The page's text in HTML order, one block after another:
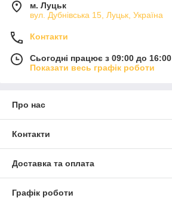
м. Луцьк
вул. Дубнівська 15, Луцьк, Україна
Контакти
Сьогодні працює з 09:00 до 16:00
Показати весь графік роботи
Про нас
Контакти
Доставка та оплата
Графік роботи